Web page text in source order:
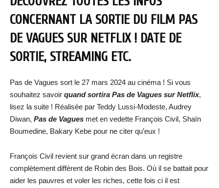
CONCERNANT LA SORTIE DU FILM PAS
DE VAGUES SUR NETFLIX ! DATE DE
SORTIE, STREAMING ETC.
Pas de Vagues sort le 27 mars 2024 au cinéma ! Si vous
souhaitez savoir quand sortira Pas de Vagues sur Netflix,
lisez la suite ! Réalisée par Teddy Lussi-Modeste, Audrey
Diwan, Pas de Vagues met en vedette François Civil, Shaïn
Boumedine, Bakary Kebe pour ne citer qu’eux !
François Civil revient sur grand écran dans un registre
complètement différent de Robin des Bois. Où il se battait pour
aider les pauvres et voler les riches, cette fois ci il est